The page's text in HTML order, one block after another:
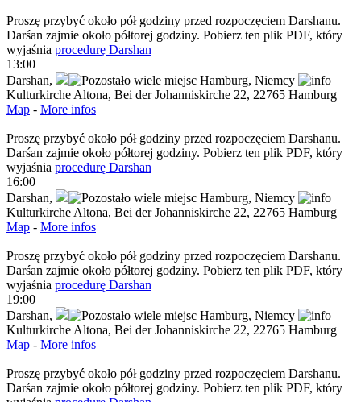
Proszę przybyć około pół godziny przed rozpoczęciem Darshanu.
Darśan zajmie około półtorej godziny. Pobierz ten plik PDF, który
wyjaśnia procedurę Darshan
13:00
Darshan, Hamburg, Niemcy
Kulturkirche Altona, Bei der Johanniskirche 22, 22765 Hamburg
Map - More infos
Proszę przybyć około pół godziny przed rozpoczęciem Darshanu.
Darśan zajmie około półtorej godziny. Pobierz ten plik PDF, który
wyjaśnia procedurę Darshan
16:00
Darshan, Hamburg, Niemcy
Kulturkirche Altona, Bei der Johanniskirche 22, 22765 Hamburg
Map - More infos
Proszę przybyć około pół godziny przed rozpoczęciem Darshanu.
Darśan zajmie około półtorej godziny. Pobierz ten plik PDF, który
wyjaśnia procedurę Darshan
19:00
Darshan, Hamburg, Niemcy
Kulturkirche Altona, Bei der Johanniskirche 22, 22765 Hamburg
Map - More infos
Proszę przybyć około pół godziny przed rozpoczęciem Darshanu.
Darśan zajmie około półtorej godziny. Pobierz ten plik PDF, który